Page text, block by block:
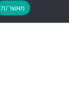
מאשר/ת